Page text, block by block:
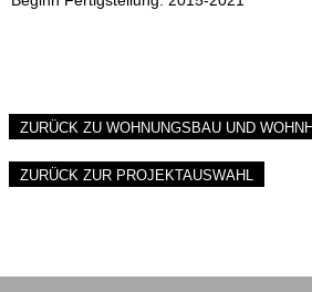
ZURÜCK ZU WOHNUNGSBAU UND
ZURÜCK ZUR PROJEKTAUSWAHL